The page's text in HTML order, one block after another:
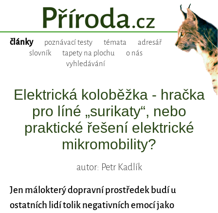
články poznávací testy témata
adresář
slovník
tapety na plochu
o nás
vyhledávání
Elektrická koloběžka - hračka
pro líné „surikaty“, nebo
praktické řešení elektrické
mikromobility?
autor: Petr Kadlík
Jen málokterý dopravní prostředek budí u
ostatních lidí tolik negativních emocí jako